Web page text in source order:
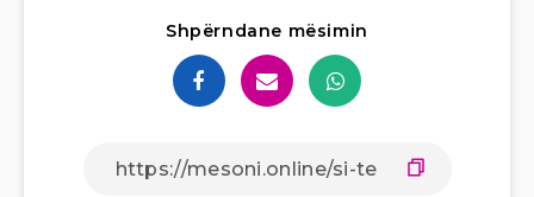
Shpërndane mësimin